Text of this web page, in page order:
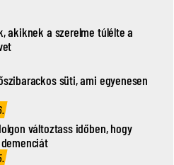
akiknek a szerelme túlélte a
süti, ami egyenesen
változtass időben, hogy